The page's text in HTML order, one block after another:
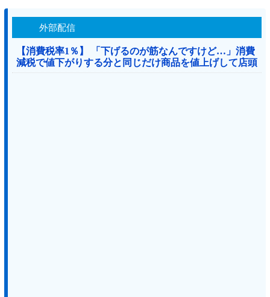
外部配信
【消費税率1％】 「下げるのが筋なんですけど…」消費
減税で値下がりする分と同じだけ商品を値上げして店頭
価格を変えない店も